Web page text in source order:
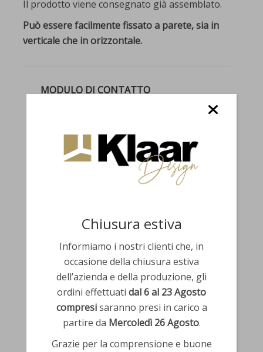
Il prodotto viene consegnato già assemblato.
Può essere facilmente fissato a parete, sia in
verticale che in orizzontale.
MODULO DI CONTATTO
Chiusura estiva
Informiamo i nostri clienti che, in
occasione della chiusura estiva
dell’azienda e della produzione, gli
ordini effettuati dal 6 al 23 Agosto
compresisaranno presi in carico a
partire da Mercoledì 26 Agosto.
Grazie per la comprensione e buone